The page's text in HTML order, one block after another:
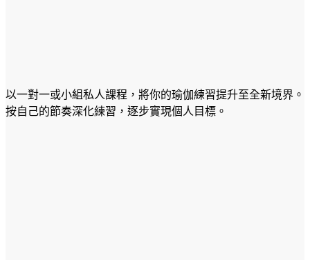
以一對一或小組私人課程，將你的瑜伽練習提升至全新境界。
按自己的節奏深化練習，逐步實現個人目標。